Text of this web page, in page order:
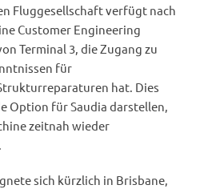
Fluggesellschaft verfügt nach
Customer Engineering
Terminal 3, die Zugang zu
für
hat. Dies
Option für Saudia darstellen,
zeitnah wieder
sich kürzlich in Brisbane,